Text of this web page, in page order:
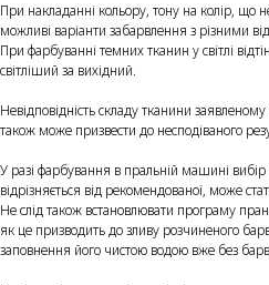
При накладанні кольору, тону на колір, що
можливі варіанти забарвлення з різними
При фарбуванні темних тканин у світлі
світліший за вихідний.
Невідповідність складу тканини
також може призвести до несподіваного
У разі фарбування в пральній машині
відрізняється від рекомендованої, може
Не слід також встановлювати програму
як це призводить до зливу розчиненого
заповнення його чистою водою вже без